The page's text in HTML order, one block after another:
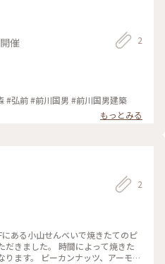
催 2
さんの建築 #青森 #弘前 #前川国男 #前川国男建築
もっとみる
2
ある小山せんべいで焼きたてのピ
だきました。 時間によって焼きた
ます。 ピーカンナッツ、アーモン